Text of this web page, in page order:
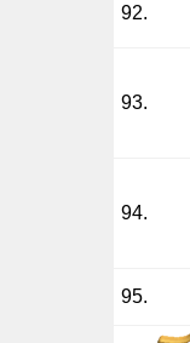
92.
93.
94.
95.